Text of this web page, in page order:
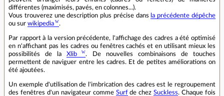
différentes (maximisés, pavés, en colonnes...).
Vous trouverez une description plus précise dans la précédente dépêche
ou sur wikipedia .
Par rapport à la version précédente, l'affichage des cadres a été optimisé
en n'affichant pas les cadres ou fenêtres cachés et en utilisant mieux les
possibilités de laXlib
. De nouvelles combinaisons de touches
permettent de naviguer entre les cadres. Et de petites améliorations on
été ajoutées.
Un exemple d'utilisation de l'imbrication des cadres est le regroupement
des fenêtres d'un navigateur comme Surfde chezSuckless. Chaque fois